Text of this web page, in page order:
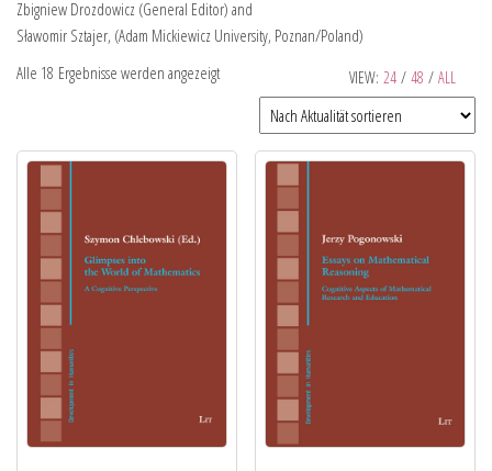
Zbigniew Drozdowicz (General Editor) and
Sławomir Sztajer, (Adam Mickiewicz University, Poznan/Poland)
VIEW: 24 / 48 / ALL
Alle 18 Ergebnisse werden angezeigt